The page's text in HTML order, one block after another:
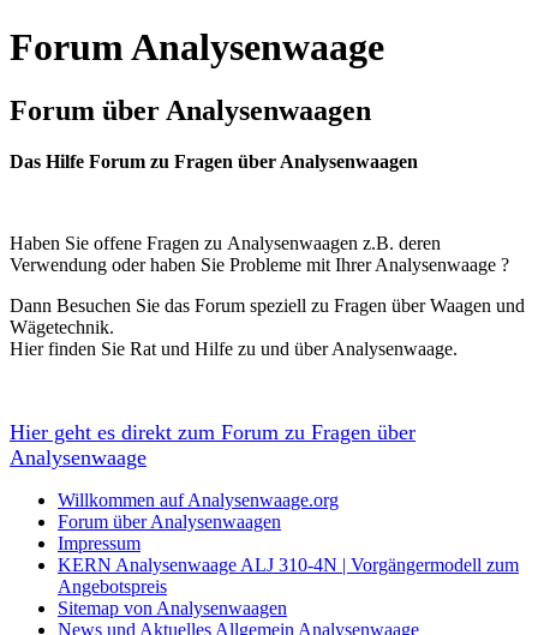
Forum Analysenwaage
Forum über Analysenwaagen
Das Hilfe Forum zu Fragen über Analysenwaagen
Haben Sie offene Fragen zu Analysenwaagen z.B. deren
Verwendung oder haben Sie Probleme mit Ihrer Analysenwaage ?
Dann Besuchen Sie das Forum speziell zu Fragen über Waagen und
Wägetechnik.
Hier finden Sie Rat und Hilfe zu und über Analysenwaage.
Hier geht es direkt zum Forum zu Fragen über
Analysenwaage
Willkommen auf Analysenwaage.org
Forum über Analysenwaagen
Impressum
KERN Analysenwaage ALJ 310-4N | Vorgängermodell zum
Angebotspreis
Sitemap von Analysenwaagen
News und Aktuelles Allgemein Analysenwaage